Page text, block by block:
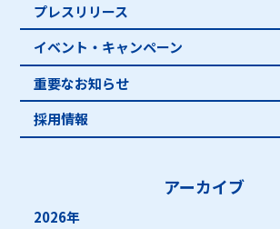
プレスリリース
イベント・キャンペーン
重要なお知らせ
採用情報
アーカイブ
2026年